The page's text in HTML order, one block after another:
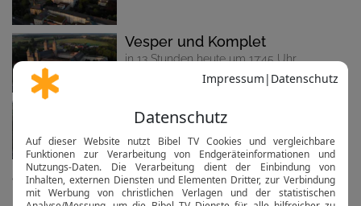
Vesper und Komplet
in 13 Stunden heute um 17:45 Uhr
Vesper und Komplet
in 1 Tag morgen um 18 Uhr
alle anzeigen...